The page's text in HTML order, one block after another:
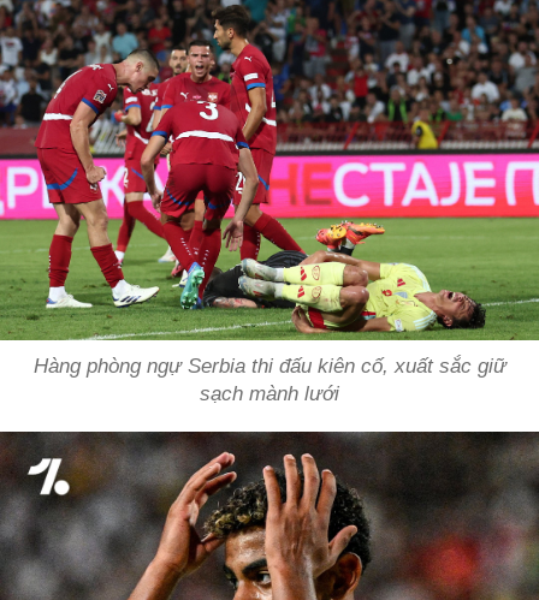
Hàng phòng ngự Serbia thi đấu kiên cố, xuất sắc giữ
sạch mành lưới